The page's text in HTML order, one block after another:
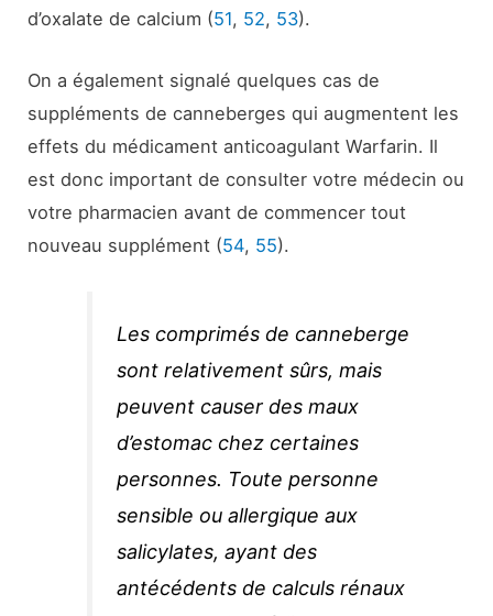
d’oxalate de calcium (51, 52, 53).
On a également signalé quelques cas de
suppléments de canneberges qui augmentent les
effets du médicament anticoagulant Warfarin. Il
est donc important de consulter votre médecin ou
votre pharmacien avant de commencer tout
nouveau supplément (54, 55).
Les comprimés de canneberge
sont relativement sûrs, mais
peuvent causer des maux
d’estomac chez certaines
personnes. Toute personne
sensible ou allergique aux
salicylates, ayant des
antécédents de calculs rénaux